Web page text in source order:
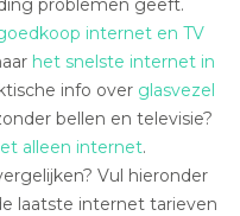
problemen geeft.
internet en TV
het snelste internet in
info over glasvezel
bellen en televisie?
alleen internet.
Vul hieronder
laatste internet tarieven